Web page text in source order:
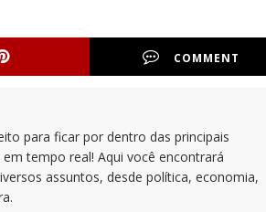
COMMENT
para ficar por dentro das principais
tempo real! Aqui você encontrará
assuntos, desde política, economia,